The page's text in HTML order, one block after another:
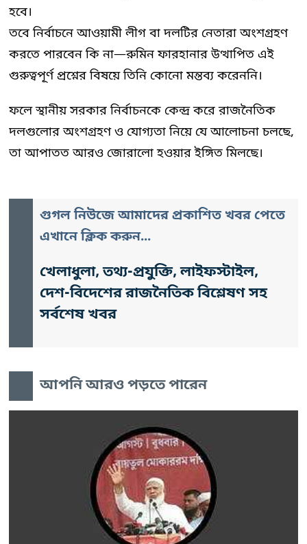
হবে।
তবে নির্বাচনে আওয়ামী লীগ বা দলটির নেতারা অংশগ্রহণ
করতে পারবেন কি না—রুমিন ফারহানার উত্থাপিত এই
গুরুত্বপূর্ণ প্রশ্নের বিষয়ে তিনি কোনো মন্তব্য করেননি।
ফলে স্থানীয় সরকার নির্বাচনকে কেন্দ্র করে রাজনৈতিক
দলগুলোর অংশগ্রহণ ও যোগ্যতা নিয়ে যে আলোচনা চলছে,
তা আপাতত আরও জোরালো হওয়ার ইঙ্গিত মিলছে।
গুগল নিউজে আমাদের প্রকাশিত খবর পেতে
এখানে ক্লিক করুন...
খেলাধুলা, তথ্য-প্রযুক্তি, লাইফস্টাইল,
দেশ-বিদেশের রাজনৈতিক বিশ্লেষণ সহ
সর্বশেষ খবর
আপনি আরও পড়তে পারেন